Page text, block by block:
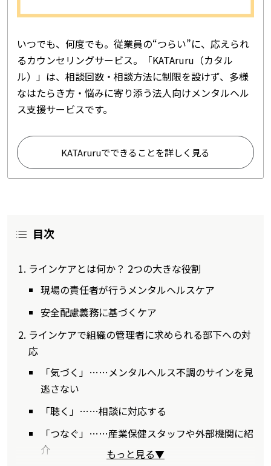
いつでも、何度でも。従業員の“つらい”に、応えられ
るカウンセリングサービス。「KATAruru（カタル
ル）」は、相談回数・相談方法に制限を設けず、多様
なはたらき方・悩みに寄り添う法人向けメンタルヘル
ス支援サービスです。
KATAruruでできることを詳しく見る
目次
ラインケアとは何か？ 2つの大きな役割
現場の責任者が行うメンタルヘルスケア
安全配慮義務に基づくケア
ラインケアで組織の管理者に求められる部下への対
応
「気づく」……メンタルヘルス不調のサインを見
逃さない
「聴く」……相談に対応する
「つなぐ」……産業保健スタッフや外部機関に紹
介
もっと見る▼